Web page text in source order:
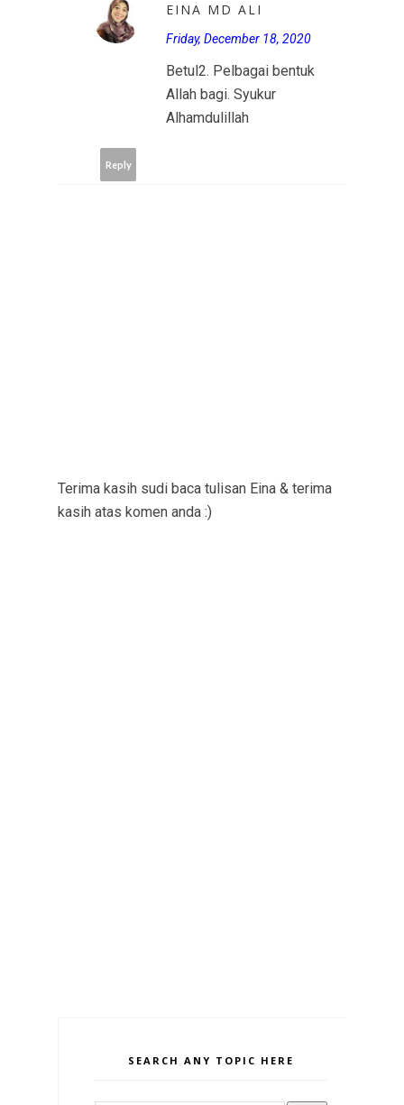
EINA MD ALI
Friday, December 18, 2020
Betul2. Pelbagai bentuk
Allah bagi. Syukur
Alhamdulillah
Reply
Terima kasih sudi baca tulisan Eina & terima
kasih atas komen anda :)
SEARCH ANY TOPIC HERE